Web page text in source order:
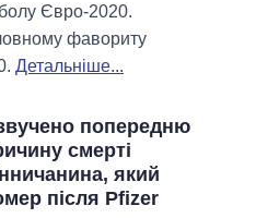
Євро-2020.
фавориту
Детальніше...
попередню
смерті
який
після Pfizer